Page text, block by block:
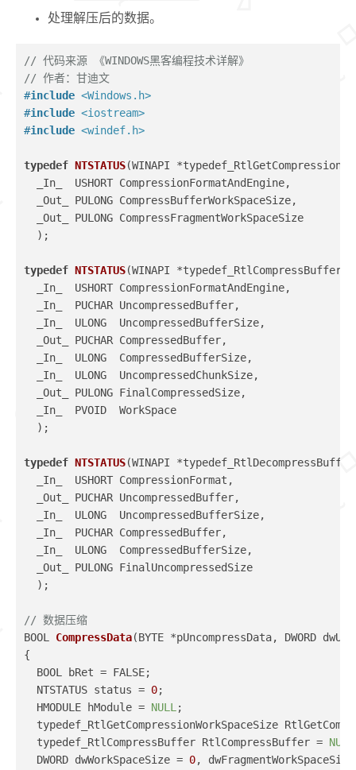
处理解压后的数据。
// 代码来源 《WINDOWS黑客编程技术详解》
// 作者：甘迪文
#include <Windows.h>
#include <iostream>
#include <windef.h>
typedef NTSTATUS(WINAPI
  _In_  USHORT CompressionFormatAndEngine,
  _Out_ PULONG CompressBufferWorkSpaceSize,
  _Out_ PULONG CompressFragmentWorkSpaceSize
  )
;
typedef NTSTATUS(WINAPI *typedef_RtlCompressBuffer)
  _In_  USHORT CompressionFormatAndEngine,
  _In_  PUCHAR UncompressedBuffer,
  _In_  ULONG  UncompressedBufferSize,
  _Out_ PUCHAR CompressedBuffer,
  _In_  ULONG  CompressedBufferSize,
  _In_  ULONG  UncompressedChunkSize,
  _Out_ PULONG FinalCompressedSize,
  _In_  PVOID  WorkSpace
  )
;
typedef NTSTATUS(WINAPI
  _In_  USHORT CompressionFormat,
  _Out_ PUCHAR UncompressedBuffer,
  _In_  ULONG  UncompressedBufferSize,
  _In_  PUCHAR CompressedBuffer,
  _In_  ULONG  CompressedBufferSize,
  _Out_ PULONG FinalUncompressedSize
  )
;
// 数据压缩
BOOL CompressData(BYTE *pUncompressData, DWORD
{
  BOOL bRet = FALSE;
  NTSTATUS status =
0;
  HMODULE hModule =
NULL ;
typedef_RtlGetCompressionWorkSpaceSize
  typedef_RtlCompressBuffer RtlCompressBuffer =
NULL
  DWORD dwWorkSpaceSize =
0,